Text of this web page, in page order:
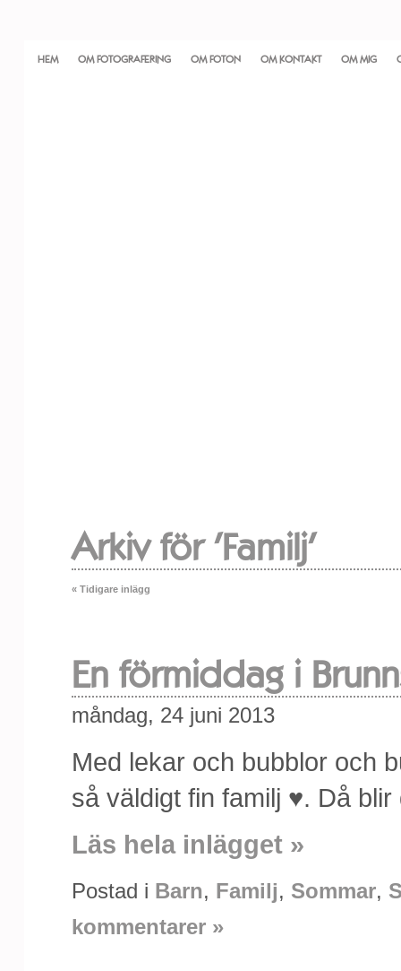
HEM OM FOTOGRAFERING OM FOTON OM KONTAKT OM MIG
Arkiv för 'Familj'
« Tidigare inlägg
En förmiddag i
måndag, 24 juni 2013
Med lekar och bubblor och
så väldigt fin familj ♥. Då
Läs hela inlägget »
Postad i Barn, Familj, Sommar,
kommentarer »